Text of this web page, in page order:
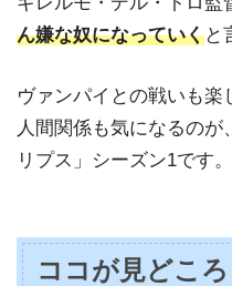
ん嫌な奴になっていくと
ヴァンパイとの戦いも楽
人間関係も気になるの
リプス」シーズン1です。
ココが見どころ